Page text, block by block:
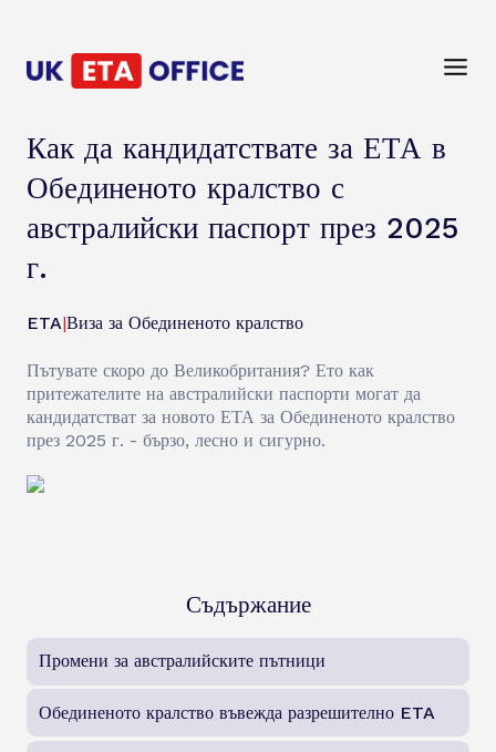
Как да кандидатствате за ЕТА в
Обединеното кралство с
австралийски паспорт през 2025
г.
ETA|Виза за Обединеното кралство
Пътувате скоро до Великобритания? Ето как
притежателите на австралийски паспорти могат да
кандидатстват за новото ЕТА за Обединеното кралство
през 2025 г. - бързо, лесно и сигурно.
Съдържание
Промени за австралийските пътници
Обединеното кралство въвежда разрешително ETA